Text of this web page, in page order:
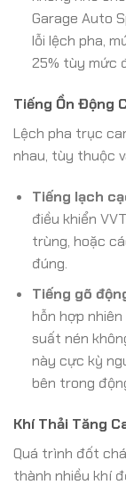
Garage Auto
lỗi lệch pha,
25% tùy mức
Tiếng Ồn Động
Lệch pha trục
nhau, tùy thuộc
Tiếng lạch
điều khiển
trùng, hoặc
đúng.
Tiếng gõ
hỗn hợp
suất nén
này cực kỳ
bên trong
Khí Thải Tăng
Quá trình đốt
thành nhiều khí